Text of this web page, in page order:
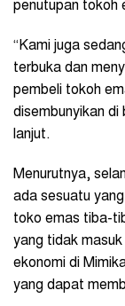
penutupan tokoh
“Kami juga
terbuka dan
pembeli tokoh
disembunyikan di
lanjut.
Menurutnya,
ada sesuatu
toko emas tiba-
yang tidak
ekonomi di
yang dapat